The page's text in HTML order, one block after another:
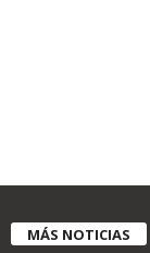
MÁS NOTICIAS